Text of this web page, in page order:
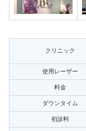
クリニック
使用レーザー
料金
ダウンタイム
初診料